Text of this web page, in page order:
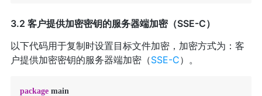
3.2 客户提供加密密钥的服务器端加密（SSE-C）
以下代码用于复制时设置目标文件加密，加密方式为：客
户提供加密密钥的服务器端加密（SSE-C）。
package main